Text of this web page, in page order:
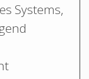
Systems,